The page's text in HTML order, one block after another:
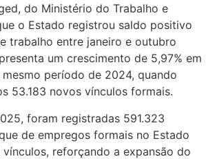
do Ministério do Trabalho e
o Estado registrou saldo positivo
trabalho entre janeiro e outubro
um crescimento de 5,97% em
período de 2024, quando
53.183 novos vínculos formais.
foram registradas 591.323
de empregos formais no Estado
reforçando a expansão do